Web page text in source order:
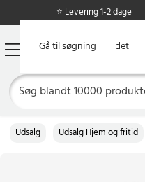
Gå til hovedindholdet
Gå til søgning
⭐ Levering 1-2 dage
Udsalg Udsalg Hjem og fritid